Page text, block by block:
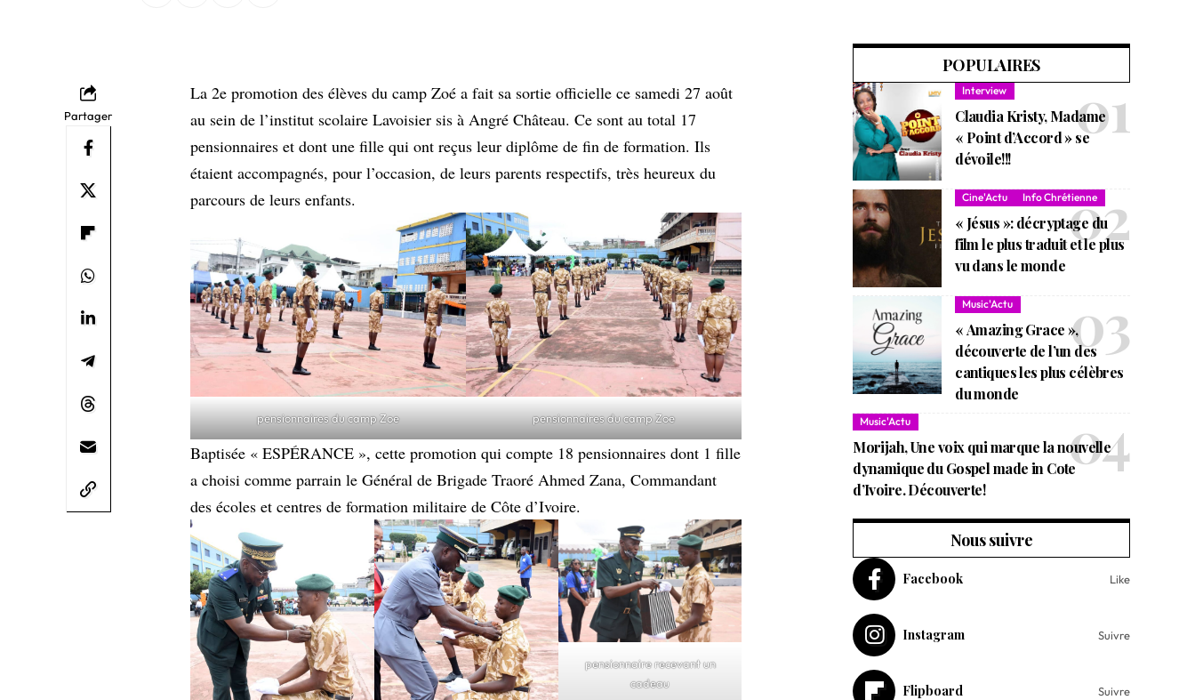
Partager
La 2e promotion des élèves du camp Zoé a fait sa sortie officielle ce samedi 27 août
au sein de l’institut scolaire Lavoisier sis à Angré Château. Ce sont au total 17
pensionnaires et dont une fille qui ont reçus leur diplôme de fin de formation. Ils
étaient accompagnés, pour l’occasion, de leurs parents respectifs, très heureux du
parcours de leurs enfants.
pensionnaires du camp Zoe pensionnaires du camp Zoe
Baptisée « ESPÉRANCE », cette promotion qui compte 18 pensionnaires dont 1 fille
a choisi comme parrain le Général de Brigade Traoré Ahmed Zana, Commandant
des écoles et centres de formation militaire de Côte d’Ivoire.
pensionnaire recevant un
cadeau
POPULAIRES
Interview
Claudia Kristy, Madame
« Point d’Accord » se
dévoile!!!
Cine'Actu Info Chrétienne
« Jésus »: décryptage du
film le plus traduit et le plus
vu dans le monde
Music'Actu
« Amazing Grace »,
découverte de l’un des
cantiques les plus célèbres
du monde
Music'Actu
Morijah, Une voix qui marque la nouvelle
dynamique du Gospel made in Cote
d’Ivoire. Découverte!
Nous suivre
Facebook Like
Instagram Suivre
Flipboard Suivre